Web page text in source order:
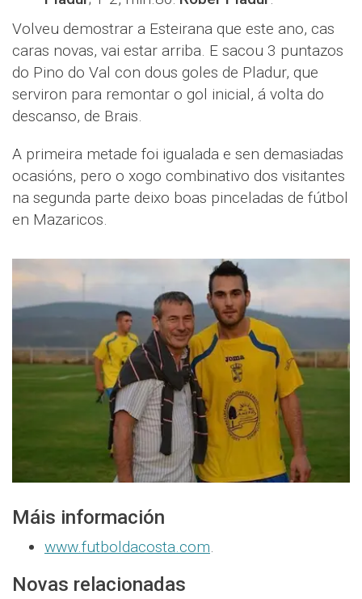
Volveu demostrar a Esteirana que este ano, cas
caras novas, vai estar arriba. E sacou 3 puntazos
do Pino do Val con dous goles de Pladur, que
serviron para remontar o gol inicial, á volta do
descanso, de Brais.
A primeira metade foi igualada e sen demasiadas
ocasións, pero o xogo combinativo dos visitantes
na segunda parte deixo boas pinceladas de fútbol
en Mazaricos.
Máis información
www.futboldacosta.com.
Novas relacionadas